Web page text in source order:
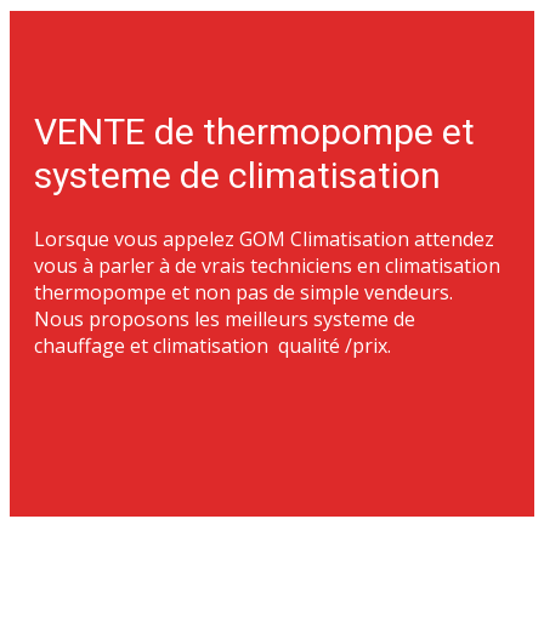
VENTE de thermopompe et
systeme de climatisation
Lorsque vous appelez GOM Climatisation attendez
vous à parler à de vrais techniciens en climatisation
thermopompe et non pas de simple vendeurs.
Nous proposons les meilleurs systeme de
chauffage et climatisation qualité /prix.